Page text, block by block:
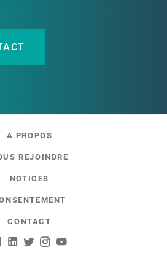
A PROPOS
REJOINDRE
NOTICES
CONTACT